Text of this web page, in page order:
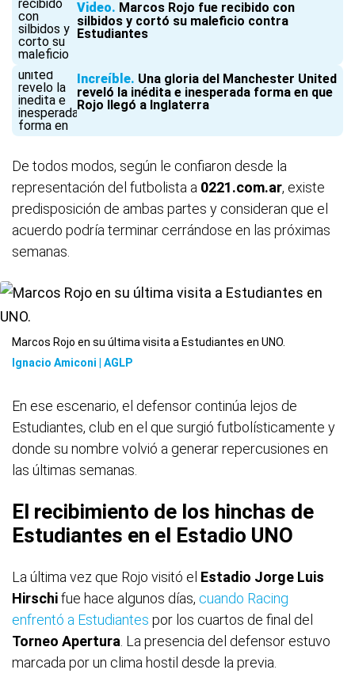
Video Marcos Rojo fue recibido con
silbidos y cortó su maleficio contra
Estudiantes
Increíble Una gloria del Manchester United
reveló la inédita e inesperada forma en que
Rojo llegó a Inglaterra
De todos modos, según le confiaron desde la
representación del futbolista a 0221.com.ar, existe
predisposición de ambas partes y consideran que el
acuerdo podría terminar cerrándose en las próximas
semanas.
Marcos Rojo en su última visita a Estudiantes en UNO.
Ignacio Amiconi | AGLP
En ese escenario, el defensor continúa lejos de
Estudiantes, club en el que surgió futbolísticamente y
donde su nombre volvió a generar repercusiones en
las últimas semanas.
El recibimiento de los hinchas de
Estudiantes en el Estadio UNO
La última vez que Rojo visitó el Estadio Jorge Luis
Hirschifue hace algunos días, cuando Racing
enfrentó a Estudiantes por los cuartos de final del
Torneo Apertura . La presencia del defensor estuvo
marcada por un clima hostil desde la previa.